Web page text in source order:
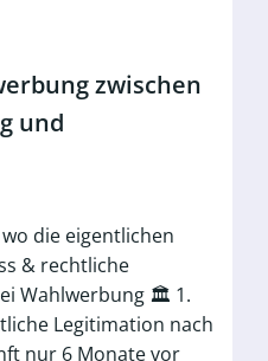
zwischen
und
die eigentlichen
& rechtliche
Wahlwerbung 🏛️ 1.
Legitimation nach
nur 6 Monate vor